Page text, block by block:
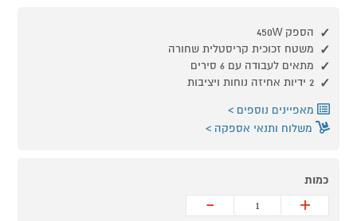
הספק 450W
משטח זכוכית קריסטלית שחורה
מתאים לעבודה עם 6 סירים
2 ידיות אחיזה נוחות ויציבות
מאפיינים נוספים
משלוח ותנאי אספקה
כמות
+
-